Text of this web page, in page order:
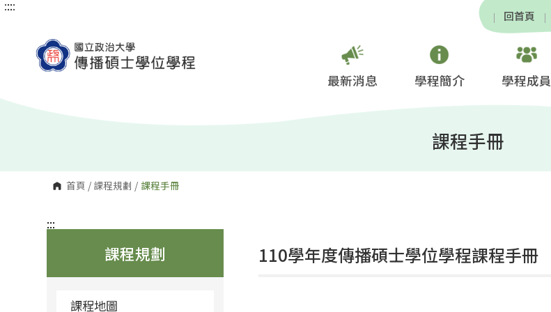
跳
:::
回首頁
最新消息 學程簡介 學程成員
課程手冊
首頁 / 課程規劃 / 課程手冊
:::
課程規劃
課程地圖
:::
110學年度傳播碩士學位學程課程手冊